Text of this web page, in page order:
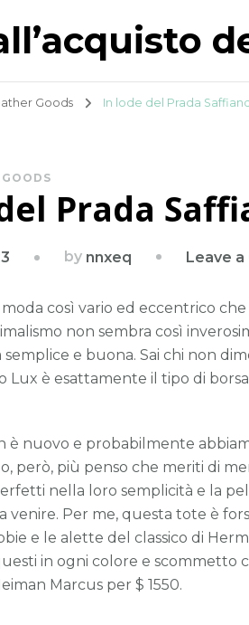
Goods In lode del Prada
Prada
by nnxeq Leave
così vario ed eccentrico
non sembra così
semplice e buona. Sai chi non
Lux è esattamente il tipo di
è nuovo e probabilmente
però, più penso che meriti di
nella loro semplicità e la
venire. Per me, questa tote è
e le alette del classico di
in ogni colore e scommetto
Marcus per $ 1550.